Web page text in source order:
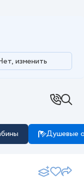
изменить
Душевые